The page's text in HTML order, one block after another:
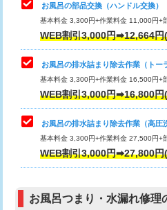
トイレタンク脱着
トイレ便器脱着
タンクレストイレ脱着
小便器トイレ脱着
その他部品の脱着
交換・取付（タンク）
交換・取付（普通便座）
お風呂の部品交換（ハンドル交換）
基本料金 3,300円+作業料金 11,000円+
WEB割引3,000円➡12,664円
お風呂の排水詰まり除去作業（トー
基本料金 3,300円+作業料金 16,500円+
WEB割引3,000円➡16,800円
お風呂の排水詰まり除去作業（高圧
基本料金 3,300円+作業料金 27,500円+
WEB割引3,000円➡27,800円
お風呂つまり・水漏れ修理